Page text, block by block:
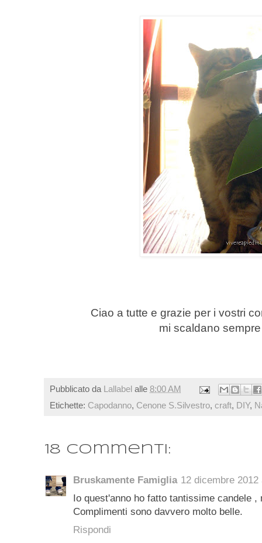
Ciao a tutte e grazie per i vostri
mi scaldano
Pubblicato da Lallabel alle 8:00 AM
Etichette: Capodanno, Cenone S.Silvestro, craft, DIY,
18 commenti:
Bruskamente Famiglia 12 dicembre
Io quest'anno ho fatto tantissime candele
Complimenti sono davvero molto belle.
Rispondi